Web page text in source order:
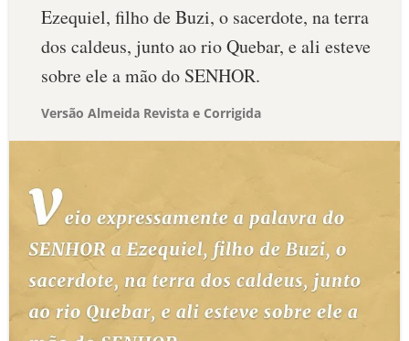
Ezequiel, filho de Buzi, o sacerdote, na terra
dos caldeus, junto ao rio Quebar, e ali esteve
sobre ele a mão do SENHOR.
Versão Almeida Revista e Corrigida